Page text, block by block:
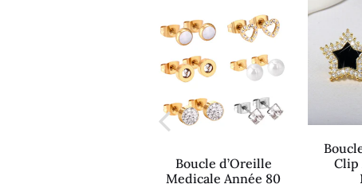
Boucle d’Oreille
Medicale Année 80
Clip